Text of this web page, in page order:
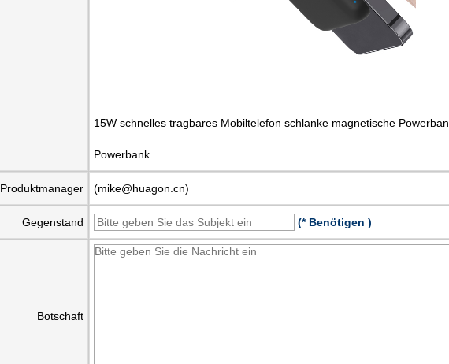
15W schnelles tragbares Mobiltelefon schlanke magnetische
Powerbank
Produktmanager (mike@huagon.cn)
Gegenstand (* Benötigen )
Botschaft